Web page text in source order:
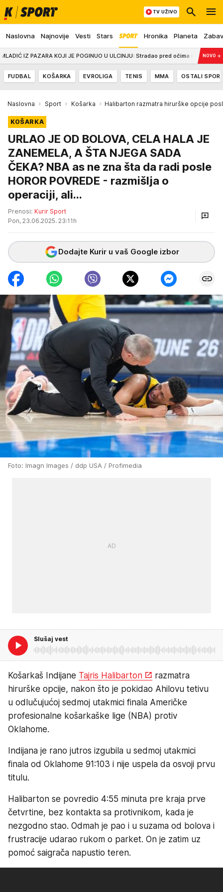
Naslovna Najnovije Vesti Stars Hronika Planeta
TV UŽIVO
IZ PAZARA KOJI JE POGINUO U ULCINJU: Stradao pred očima rođenog brata -
NOVO →
FUDBAL KOŠARKA EVROLIGA TENIS MMA OSTALI
Naslovna Sport Košarka Halibarton razmatra hirurške opcije
KOŠARKA
URLAO JE OD BOLOVA, CELA HALA JE
ZANEMELA, A ŠTA NJEGA SADA
ČEKA? NBA as ne zna šta da radi posle
HOROR POVREDE - razmišlja o
operaciji, ali...
Prenosi: Kurir Sport
Pon, 23.06.2025. 23:11h
Dodajte Kurir u vaš Google izbor
Foto: Imagn Images / ddp USA / Profimedia
Slušaj vest
Košarkaš Indijane Tajris Halibarton
razmatra
hirurške opcije, nakon što je pokidao Ahilovu tetivu
u odlučujućoj sedmoj utakmici finala Američke
profesionalne košarkaške lige (NBA) protiv
Oklahome.
Indijana je rano jutros izgubila u sedmoj utakmici
finala od Oklahome 91:103 i nije uspela da osvoji prvu
titulu.
Halibarton se povredio 4:55 minuta pre kraja prve
četvrtine, bez kontakta sa protivnikom, kada je
nezgodno stao. Odmah je pao i u suzama od bolova i
frustracije udarao rukom o parket. On je zatim uz
pomoć saigrača napustio teren.